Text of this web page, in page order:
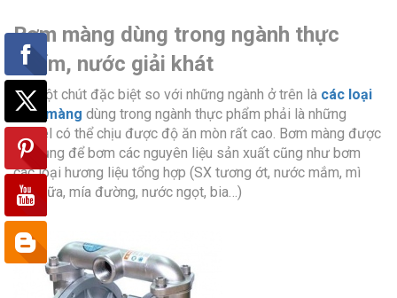
Bơm màng dùng trong ngành thực
phẩm, nước giải khát
Có một chút đặc biệt so với những ngành ở trên là các loại
bơm màng dùng trong ngành thực phẩm phải là những
model có thể chịu được độ ăn mòn rất cao. Bơm màng được
sử dụng để bơm các nguyên liệu sản xuất cũng như bơm
các loại hương liệu tổng hợp (SX tương ớt, nước mắm, mì
gói, sữa, mía đường, nước ngọt, bia…)